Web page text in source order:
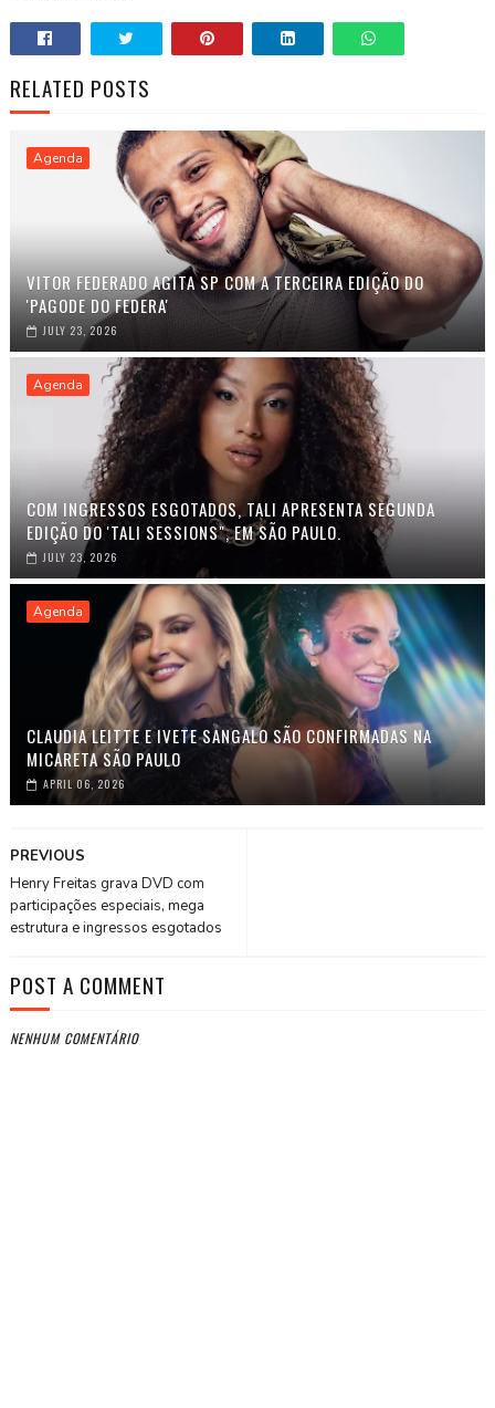
RELATED POSTS
Agenda
VITOR FEDERADO AGITA SP COM A TERCEIRA EDIÇÃO DO
'PAGODE DO FEDERA'
JULY 23, 2026
Agenda
COM INGRESSOS ESGOTADOS, TALI APRESENTA SEGUNDA
EDIÇÃO DO 'TALI SESSIONS", EM SÃO PAULO.
JULY 23, 2026
Agenda
CLAUDIA LEITTE E IVETE SANGALO SÃO CONFIRMADAS NA
MICARETA SÃO PAULO
APRIL 06, 2026
PREVIOUS
Henry Freitas grava DVD com
participações especiais, mega
estrutura e ingressos esgotados
POST A COMMENT
NENHUM COMENTÁRIO